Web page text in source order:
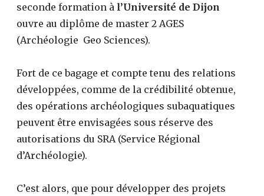
seconde formation à l’Université de Dijon
ouvre au diplôme de master 2 AGES
(Archéologie Geo Sciences).
Fort de ce bagage et compte tenu des relations
développées, comme de la crédibilité obtenue,
des opérations archéologiques subaquatiques
peuvent être envisagées sous réserve des
autorisations du SRA (Service Régional
d’Archéologie).
C’est alors, que pour développer des projets